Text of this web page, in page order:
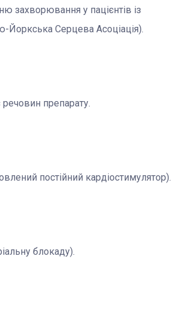
захворювання у пацієнтів із
Йоркська Серцева Асоціація).
препарату.
постійний кардіостимулятор).
блокаду).